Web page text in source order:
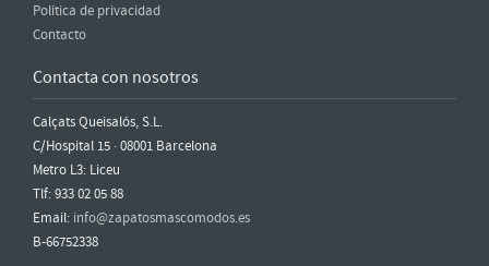
Política de privacidad
Contacto
Contacta con nosotros
Calçats Queisalós, S.L.
C/Hospital 15 · 08001 Barcelona
Metro L3: Liceu
Tlf: 933 02 05 88
Email: info@zapatosmascomodos.es
B-66752338